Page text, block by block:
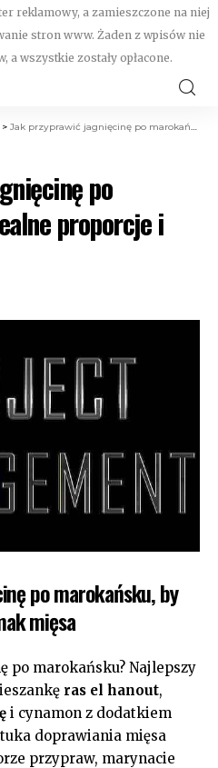
reklamowy, a zamieszczone na niej
stron www. Żaden z wpisów nie
a wszystkie zostały opłacone.
> Jak przyprawić jagnięcinę po marokańsku – idealne proporcje i smak
po
proporcje i
po marokańsku, by
mięsa
po marokańsku? Najlepszy
ras el hanout,
i cynamon z dodatkiem
doprawiania mięsa
przypraw, marynacie